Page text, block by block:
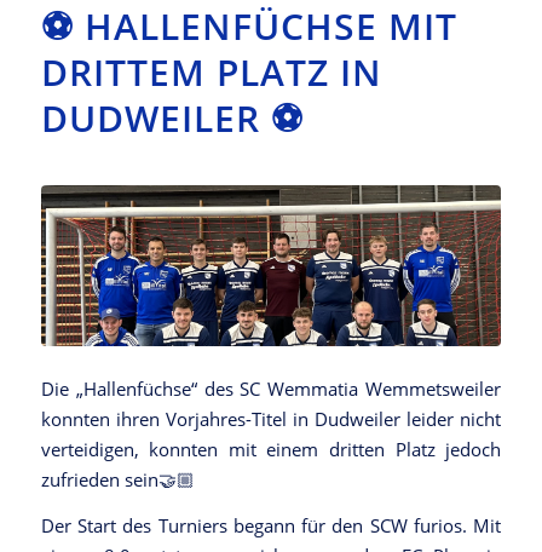
⚽ HALLENFÜCHSE MIT
DRITTEM PLATZ IN
DUDWEILER ⚽
Die „Hallenfüchse“ des SC Wemmatia Wemmetsweiler
konnten ihren Vorjahres-Titel in Dudweiler leider nicht
verteidigen, konnten mit einem dritten Platz jedoch
zufrieden sein🤝🏼
Der Start des Turniers begann für den SCW furios. Mit